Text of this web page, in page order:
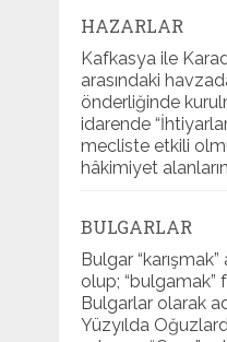
HAZARLAR
Kafkasya ile
arasındaki
önderliğinde
idarende
mecliste etkili
hâkimiyet
BULGARLAR
Bulgar
olup; “bulgamak”
Bulgarlar olarak
Yüzyılda